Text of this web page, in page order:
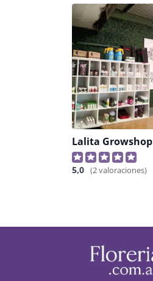
Lalita Growshop
5,0 (2 valoraciones)